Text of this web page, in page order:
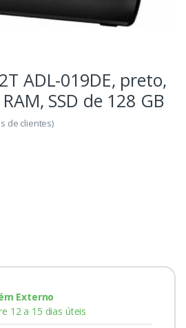
ADL-019DE, preto,
SSD de 128 GB
de clientes)
Externo
12 a 15 dias úteis